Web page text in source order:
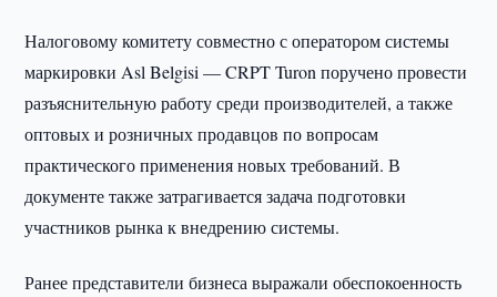
Налоговому комитету совместно с оператором системы
маркировки Asl Belgisi — CRPT Turon поручено провести
разъяснительную работу среди производителей, а также
оптовых и розничных продавцов по вопросам
практического применения новых требований. В
документе также затрагивается задача подготовки
участников рынка к внедрению системы.
Ранее представители бизнеса выражали обеспокоенность